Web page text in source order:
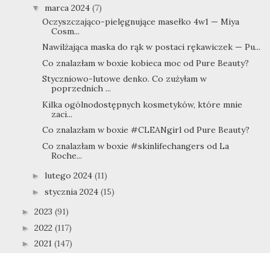
▼ marca 2024 (7)
Oczyszczająco-pielęgnujące masełko 4w1 — Miya
Cosm...
Nawilżająca maska do rąk w postaci rękawiczek — Pu...
Co znalazłam w boxie kobieca moc od Pure Beauty?
Styczniowo-lutowe denko. Co zużyłam w
poprzednich ...
Kilka ogólnodostępnych kosmetyków, które mnie
zaci...
Co znalazłam w boxie #CLEANgirl od Pure Beauty?
Co znalazłam w boxie #skinlifechangers od La
Roche...
► lutego 2024 (11)
► stycznia 2024 (15)
► 2023 (91)
► 2022 (117)
► 2021 (147)